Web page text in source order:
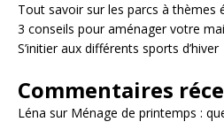
Tout savoir sur les parcs à thèmes
3 conseils pour aménager votre
S’initier aux différents sports d’hiver
Commentaires
Léna sur Ménage de printemps :